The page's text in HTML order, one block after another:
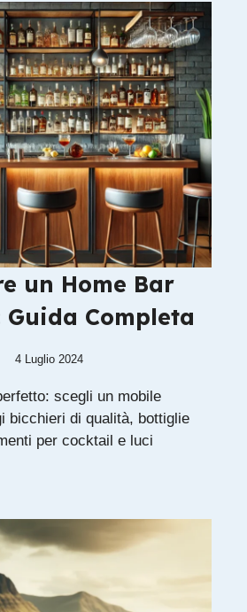
un Home Bar
Guida Completa
4 Luglio 2024
scegli un mobile
bicchieri di qualità, bottiglie
per cocktail e luci